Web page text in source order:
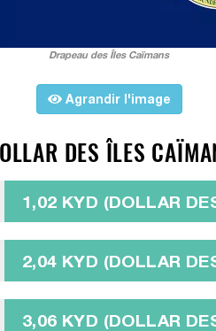
Drapeau des Îles Caïmans
Agrandir l'image
DES ÎLES
1,02 KYD (DOLLAR
2,04 KYD (DOLLAR
3,06 KYD (DOLLAR